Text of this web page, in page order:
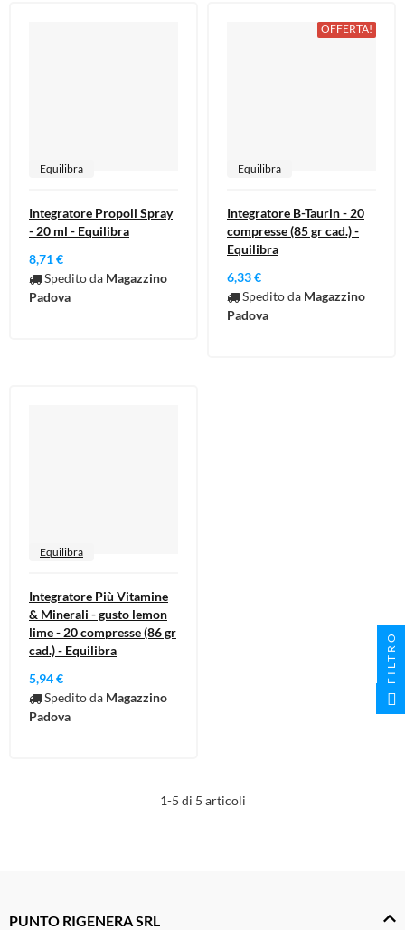
Equilibra
Integratore Propoli Spray
- 20 ml - Equilibra
8,71 €
Spedito da Magazzino
Padova
OFFERTA!
Equilibra
Integratore B-Taurin - 20
compresse (85 gr cad.) -
Equilibra
6,33 €
Spedito da Magazzino
Padova
Equilibra
Integratore Più Vitamine
& Minerali - gusto lemon
lime - 20 compresse (86 gr
cad.) - Equilibra
5,94 €
Spedito da Magazzino
Padova
1-5 di 5 articoli
PUNTO RIGENERA SRL
FILTRO